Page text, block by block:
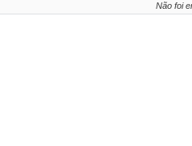
Não foi